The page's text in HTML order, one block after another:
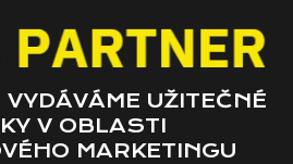
UŽITEČNÉ
V OBLASTI
MARKETINGU